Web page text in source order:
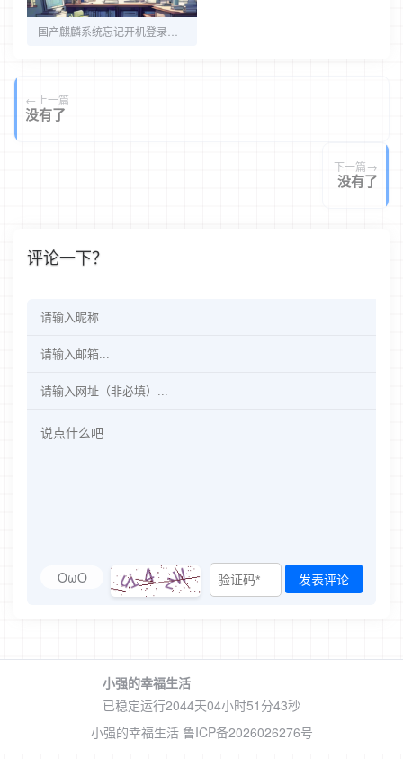
上一篇
没有了
下一篇
没有了
评论一下？
OωO 发表评论
小强的幸福生活
已稳定运行2044天04小时51分43秒
小强的幸福生活 鲁ICP备2026026276号